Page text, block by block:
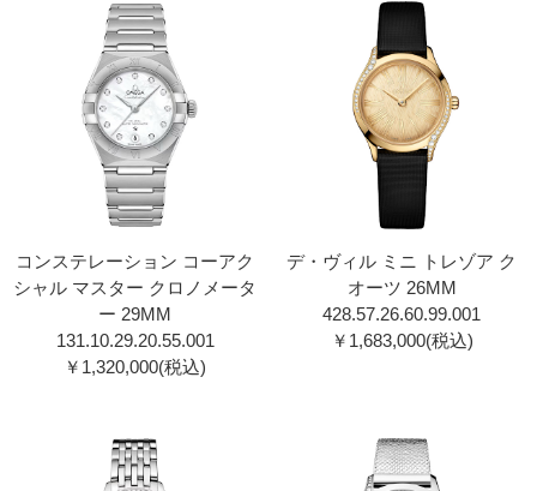
コンステレーション コーアク
シャル マスター クロノメータ
ー 29MM
131.10.29.20.55.001
￥1,320,000(税込)
デ・ヴィル ミニ トレゾア ク
オーツ 26MM
428.57.26.60.99.001
￥1,683,000(税込)